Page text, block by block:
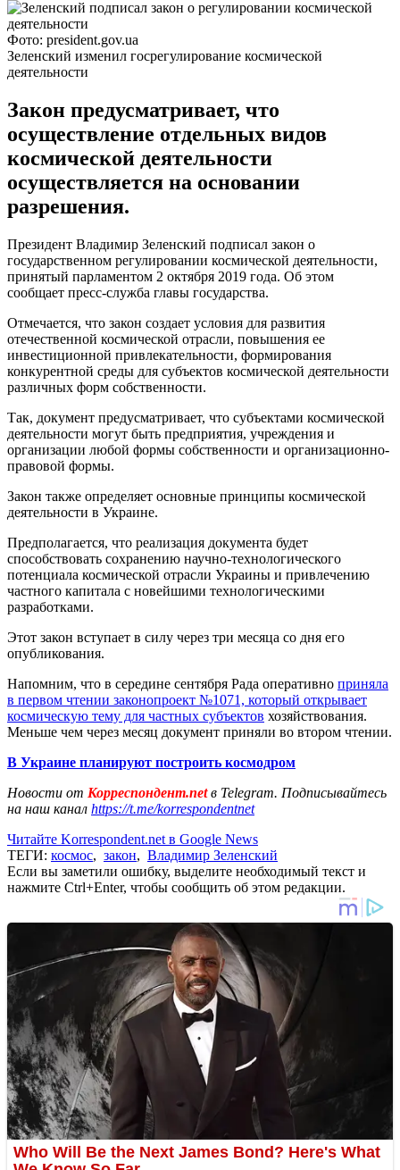
Фото: president.gov.ua
Зеленский изменил госрегулирование космической
деятельности
Закон предусматривает, что
осуществление отдельных видов
космической деятельности
осуществляется на основании
разрешения.
Президент Владимир Зеленский подписал закон о
государственном регулировании космической деятельности,
принятый парламентом 2 октября 2019 года. Об этом
сообщает пресс-служба главы государства.
Отмечается, что закон создает условия для развития
отечественной космической отрасли, повышения ее
инвестиционной привлекательности, формирования
конкурентной среды для субъектов космической деятельности
различных форм собственности.
Так, документ предусматривает, что субъектами космической
деятельности могут быть предприятия, учреждения и
организации любой формы собственности и организационно-
правовой формы.
Закон также определяет основные принципы космической
деятельности в Украине.
Предполагается, что реализация документа будет
способствовать сохранению научно-технологического
потенциала космической отрасли Украины и привлечению
частного капитала с новейшими технологическими
разработками.
Этот закон вступает в силу через три месяца со дня его
опубликования.
Напомним, что в середине сентября Рада оперативно приняла
в первом чтении законопроект №1071, который открывает
космическую тему для частных субъектов хозяйствования.
Меньше чем через месяц документ приняли во втором чтении.
В Украине планируют построить космодром
Новости от Корреспондент.netв Telegram. Подписывайтесь
на наш канал https://t.me/korrespondentnet
Читайте Korrespondent.net в Google News
ТЕГИ: космос, закон, Владимир Зеленский
Если вы заметили ошибку, выделите необходимый текст и
нажмите Ctrl+Enter, чтобы сообщить об этом редакции.